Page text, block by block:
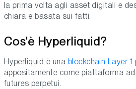
la prima volta agli asset digitali e
chiara e basata sui fatti.
Cos'è Hyperliquid?
Hyperliquid è una blockchain Layer 1
appositamente come piattaforma
futures perpetui.